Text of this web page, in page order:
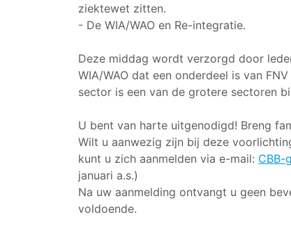
ziektewet zitten.
- De WIA/WAO en Re-integratie.
Deze middag wordt verzorgd door
WIA/WAO dat een onderdeel is van
sector is een van de grotere sectoren
U bent van harte uitgenodigd! Breng
Wilt u aanwezig zijn bij deze
kunt u zich aanmelden via e-mail: CBB-
januari a.s.)
Na uw aanmelding ontvangt u geen
voldoende.